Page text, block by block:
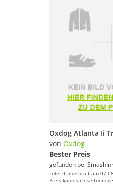
von Oxdog
Bester Preis
gefunden bei
zuletzt überprüft am
Preis kann sich seitdem